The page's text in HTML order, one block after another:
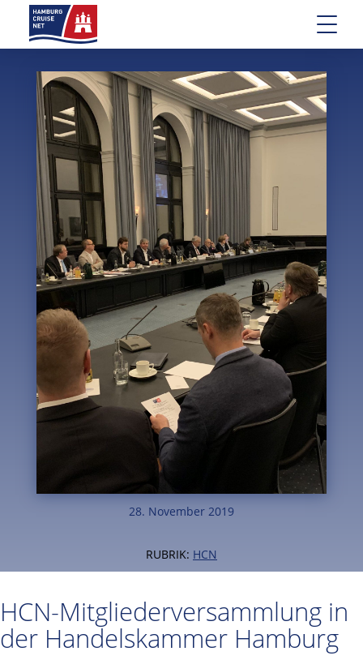
28. November 2019
RUBRIK: HCN
HCN-Mitgliederversammlung in
der Handelskammer Hamburg